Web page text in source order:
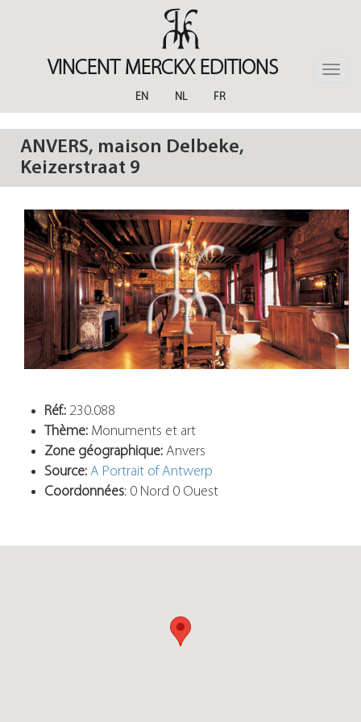
VINCENT MERCKX EDITIONS
Toggle
EN
NL FR
ANVERS, maison Delbeke,
Keizerstraat 9
Réf.: 230.088
Thème: Monuments et art
Zone géographique: Anvers
Source: A Portrait of Antwerp
Coordonnées: 0 Nord 0 Ouest